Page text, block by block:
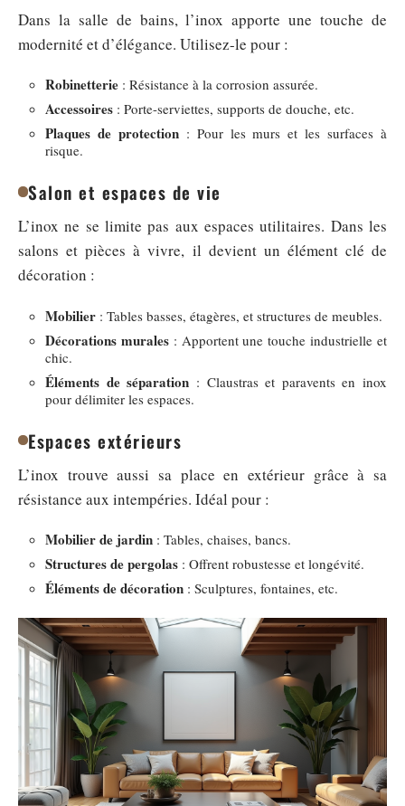
Dans la salle de bains, l’inox apporte une touche de
modernité et d’élégance. Utilisez-le pour :
Robinetterie : Résistance à la corrosion assurée.
Accessoires : Porte-serviettes, supports de douche, etc.
Plaques de protection: Pour les murs et les surfaces à
risque.
Salon et espaces de vie
L’inox ne se limite pas aux espaces utilitaires. Dans les
salons et pièces à vivre, il devient un élément clé de
décoration :
Mobilier : Tables basses, étagères, et structures de meubles.
Décorations murales: Apportent une touche industrielle et
chic.
Éléments de séparation : Claustras et paravents en inox
pour délimiter les espaces.
Espaces extérieurs
L’inox trouve aussi sa place en extérieur grâce à sa
résistance aux intempéries. Idéal pour :
Mobilier de jardin : Tables, chaises, bancs.
Structures de pergolas : Offrent robustesse et longévité.
Éléments de décoration : Sculptures, fontaines, etc.